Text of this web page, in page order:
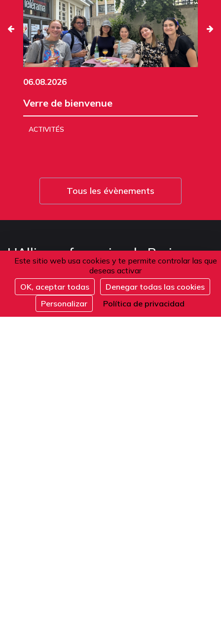
Este sitio web usa cookies y te permite controlar las que
deseas activar
OK, aceptar todas
Denegar todas las cookies
Personalizar
Política de privacidad
Inscribirse
06.08.2026
Verre de bienvenue
ACTIVITÉS
Tous les évènements
L'Alliance française de Paris -
Establecimiento privado de enseñanza superior
Dirección